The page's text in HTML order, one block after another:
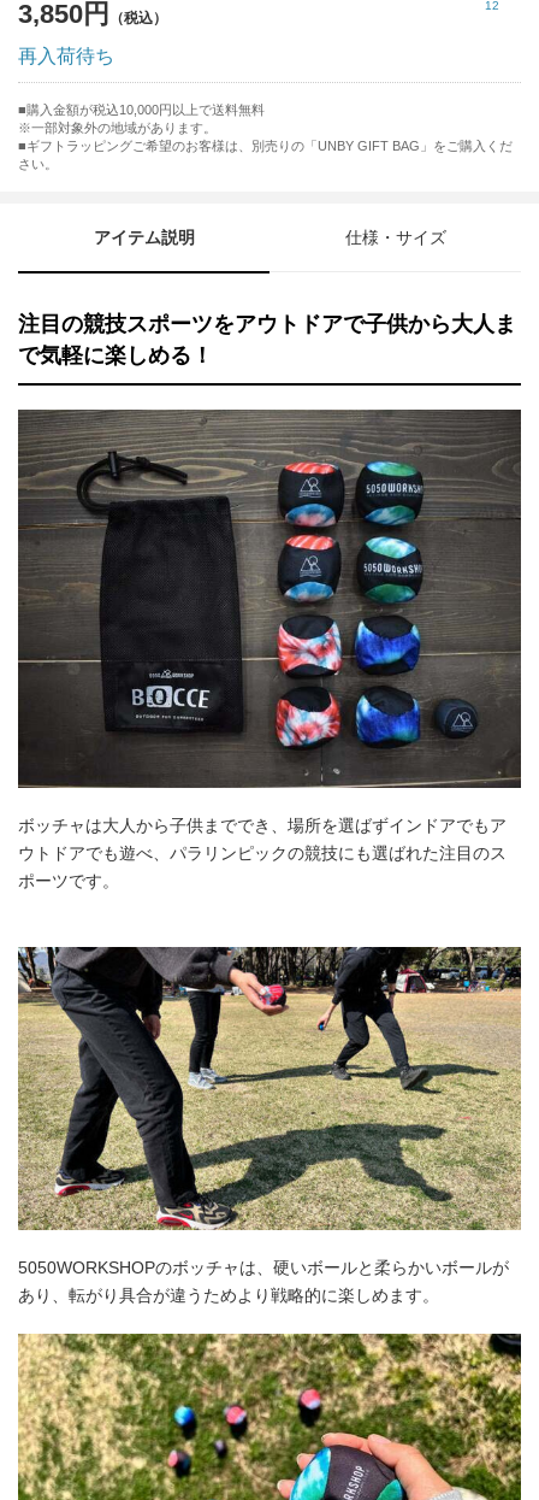
12
3,850円
再入荷待ち
購入金額が税込10,000円以上で送料無料
※一部対象外の地域があります。
ギフトラッピングご希望のお客様は、別売りの「UNBY GIFT BAG」をご購入くだ
さい。
アイテム説明 仕様・サイズ
注目の競技スポーツをアウトドアで子供から大人ま
で気軽に楽しめる！
ボッチャは大人から子供まででき、場所を選ばずインドアでもア
ウトドアでも遊べ、パラリンピックの競技にも選ばれた注目のス
ポーツです。
5050WORKSHOPのボッチャは、硬いボールと柔らかいボールが
あり、転がり具合が違うためより戦略的に楽しめます。